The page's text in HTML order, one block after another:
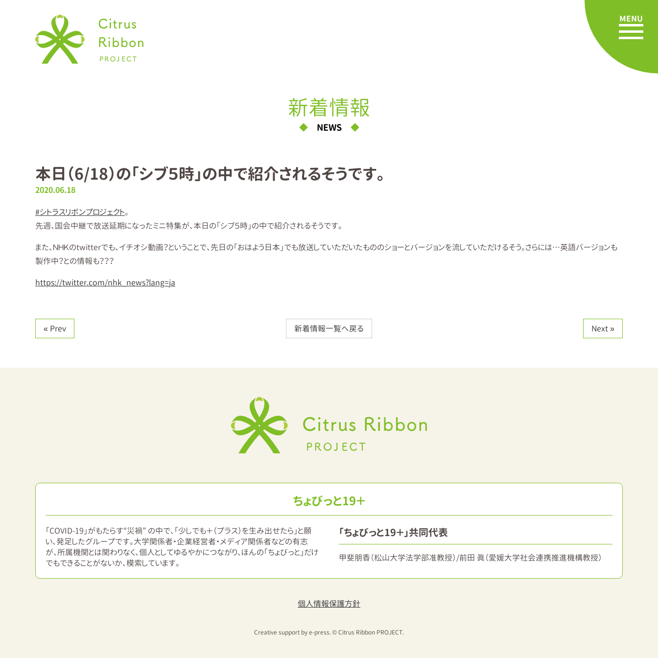
新着情報
NEWS
本日（6/18）の「シブ５時」の中で紹介されるそうです。
2020.06.18
#シトラスリボンプロジェクト。
先週、国会中継で放送延期になったミニ特集が、本日の「シブ５時」の中で紹介されるそうです。
また、ＮＨＫのtwitterでも、イチオシ動画？ということで、先日の「おはよう日本」でも放送していただいたもののショーとバージョンを流していただけるそう。さらには…英語バージョンも
製作中？との情報も？？？
https://twitter.com/nhk_news?lang=ja
Prev 新着情報一覧へ戻る Next
ちょびっと19＋
「COVID-19」がもたらす“災禍” の中で、「少しでも＋（プラス）を生み出せたら」と願
い、発足したグループです。大学関係者・企業経営者・メディア関係者などの有志
が、所属機関とは関わりなく、個人としてゆるやかにつながり、ほんの「ちょびっと」だけ
でもできることがないか、模索しています。
「ちょびっと19＋」共同代表
甲斐朋香（松山大学法学部准教授）/前田 眞（愛媛大学社会連携推進機構教授）
個人情報保護方針
Creative support by e-press. © Citrus Ribbon PROJECT.